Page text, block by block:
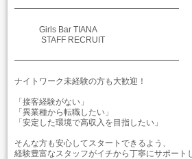
━━━━━━━━━━━━━━━━━━━━
Girls Bar TIANA
STAFF RECRUIT
━━━━━━━━━━━━━━━━━━━━
ナイトワーク未経験の方も大歓迎！
「接客経験がない」
「異業種から転職したい」
「安定した環境で高収入を目指したい」
そんな方も安心してスタートできるよう、
経験豊富なスタッフがイチから丁寧にサポート